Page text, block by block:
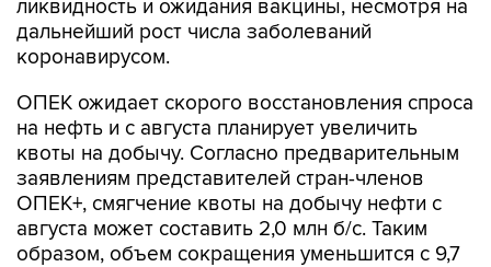
ликвидность и ожидания вакцины, несмотря на
дальнейший рост числа заболеваний
коронавирусом.
ОПЕК ожидает скорого восстановления спроса
на нефть и с августа планирует увеличить
квоты на добычу. Согласно предварительным
заявлениям представителей стран-членов
ОПЕК+, смягчение квоты на добычу нефти с
августа может составить 2,0 млн б/с. Таким
образом, объем сокращения уменьшится с 9,7